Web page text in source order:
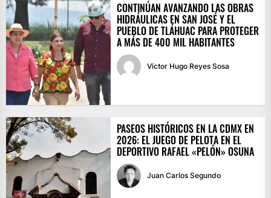
CONTINÚAN AVANZANDO LAS OBRAS
HIDRÁULICAS EN SAN JOSÉ Y EL
PUEBLO DE TLÁHUAC PARA PROTEGER
A MÁS DE 400 MIL HABITANTES
Víctor Hugo Reyes Sosa
PASEOS HISTÓRICOS EN LA CDMX EN
2026: EL JUEGO DE PELOTA EN EL
DEPORTIVO RAFAEL «PELÓN» OSUNA
Juan Carlos Segundo